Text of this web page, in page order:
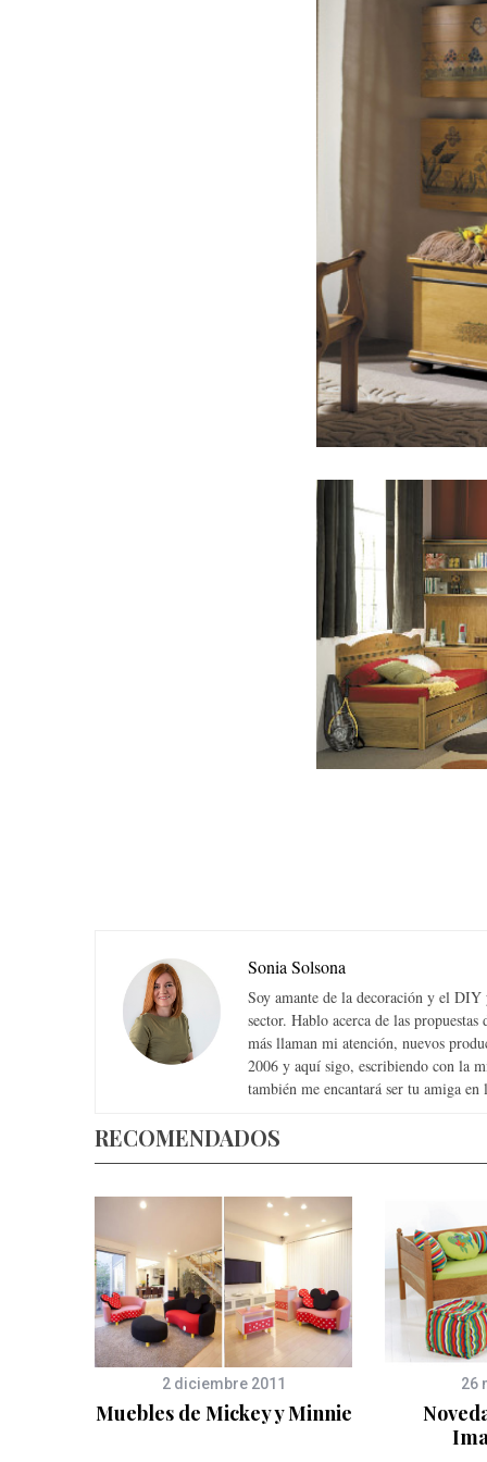
Sonia Solsona
Soy amante de la decoración y el DIY
sector. Hablo acerca de las
más llaman mi atención, nuevos
2006 y aquí sigo, escribiendo con la
también me encantará ser tu amiga en
RECOMENDADOS
2 diciembre 2011
Muebles de Mickey y Minnie
26